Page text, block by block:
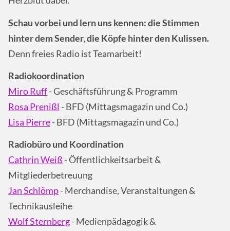
Schau vorbei und lern uns kennen: die Stimmen
hinter dem Sender, die Köpfe hinter den Kulissen.
Denn freies Radio ist Teamarbeit!
Radiokoordination
Miro Ruff- Geschäftsführung & Programm
Rosa Prenißl - BFD (Mittagsmagazin und Co.)
Lisa Pierre- BFD (Mittagsmagazin und Co.)
Radiobüro und Koordination
Cathrin Weiß- Öffentlichkeitsarbeit &
Mitgliederbetreuung
Jan Schlömp- Merchandise, Veranstaltungen &
Technikausleihe
Wolf Sternberg- Medienpädagogik &